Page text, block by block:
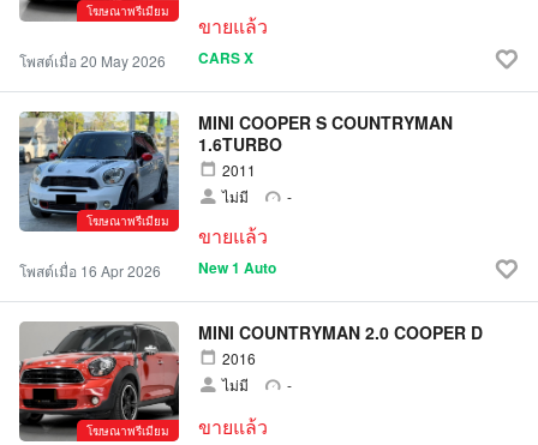
โฆษณาพรีเมียม
ขายแล้ว
โพสต์เมื่อ 20 May 2026 CARS X
โฆษณาพรีเมียม
MINI COOPER S COUNTRYMAN
1.6TURBO
2011
ไม่มี
-
ขายแล้ว
โพสต์เมื่อ 16 Apr 2026 New 1 Auto
โฆษณาพรีเมียม
MINI COUNTRYMAN 2.0 COOPER D
2016
ไม่มี
-
ขายแล้ว